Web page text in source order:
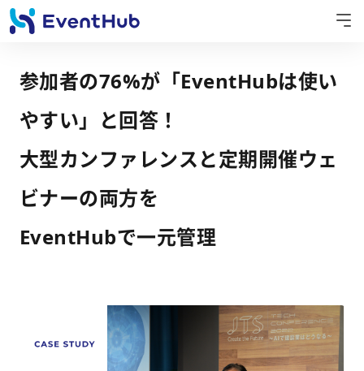
参加者の76%が「EventHubは使い
やすい」と回答！
大型カンファレンスと定期開催ウェ
ビナーの両方を
EventHubで一元管理